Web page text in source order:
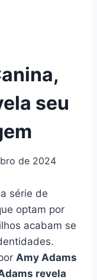
seu
de 2024
série de
optam por
acabam se
Amy Adams
revela